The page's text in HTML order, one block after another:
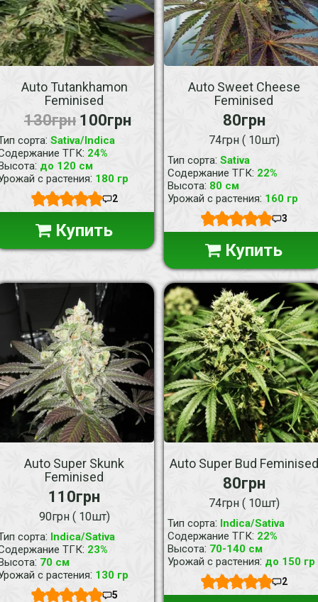
Auto Tutankhamon
Feminised
130грн 100грн
сорта: Sativa/Indica
ТГК: 24%
: до 120 см
с растения: 180 гр
2
Купить
Auto Sweet Cheese
Feminised
80грн
74грн ( 10шт)
Тип сорта: Sativa
Содержание ТГК: 22%
Высота: 80 см
Урожай с растения: 160 гр
3
Купить
Auto Super Skunk
Feminised
110грн
90грн ( 10шт)
сорта: Indica/Sativa
ТГК: 23%
: 70 см
с растения: 130 гр
5
Auto Super Bud Feminised
80грн
74грн ( 10шт)
Тип сорта: Indica/Sativa
Содержание ТГК: 22%
Высота: 70-140 см
Урожай с растения: до 150 гр
2